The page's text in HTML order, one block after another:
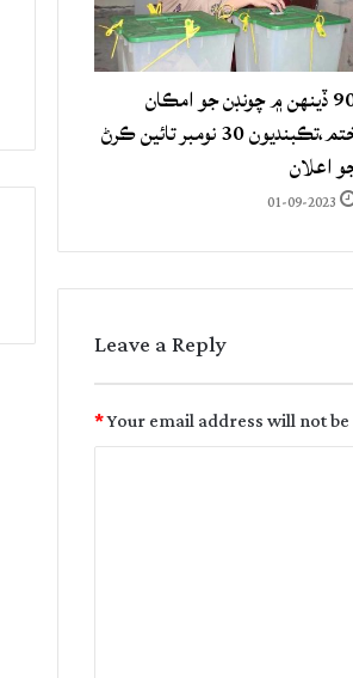
90 ڏينهن ۾ چونڊن جو امڪان
ختم،تڪبنديون 30 نومبر تائين ڪرڻ
اعلان
01-09-2023
Leave a Reply
Your email address will not
*